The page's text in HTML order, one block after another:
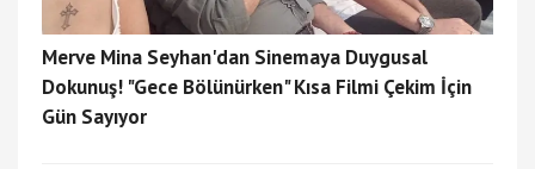
Merve Mina Seyhan'dan Sinemaya Duygusal
Dokunuş! "Gece Bölünürken" Kısa Filmi Çekim İçin
Gün Sayıyor